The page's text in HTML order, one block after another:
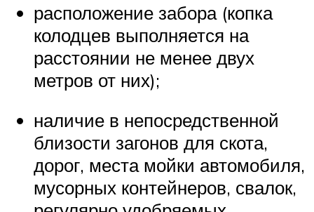
расположение забора (копка
колодцев выполняется на
расстоянии не менее двух
метров от них);
наличие в непосредственной
близости загонов для скота,
дорог, места мойки автомобиля,
мусорных контейнеров, свалок,